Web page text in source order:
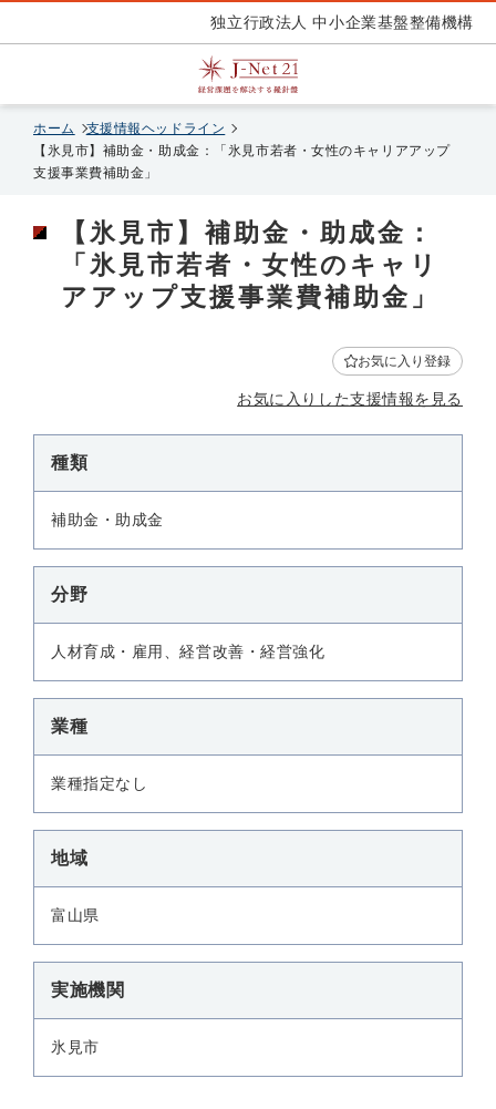
独立行政法人 中小企業基盤整備機構
ホーム
支援情報ヘッドライン
【氷見市】補助金・助成金：「氷見市若者・女性のキャリアアップ
支援事業費補助金」
【氷見市】補助金・助成金：
「氷見市若者・女性のキャリ
アアップ支援事業費補助金」
お気に入り登録
お気に入りした支援情報を見る
種類
補助金・助成金
分野
人材育成・雇用、経営改善・経営強化
業種
業種指定なし
地域
富山県
実施機関
氷見市